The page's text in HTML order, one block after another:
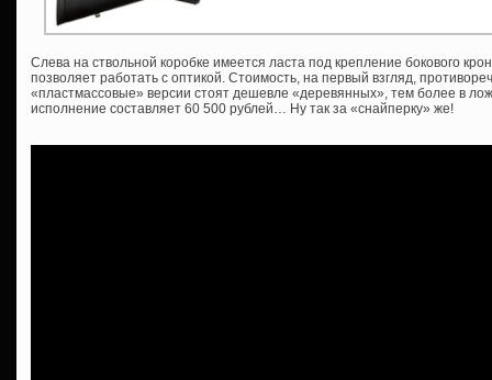
Слева на ствольной коробке имеется ласта под крепление бокового
позволяет работать с оптикой. Стоимость, на первый взгляд,
«пластмассовые» версии стоят дешевле «деревянных», тем более в
исполнение составляет 60 500 рублей… Ну так за «снайперку» же!